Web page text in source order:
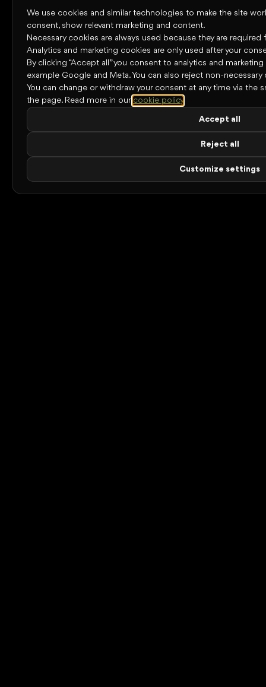
We use cookies and similar technologies to make the site
consent, show relevant marketing and content.
Necessary cookies are always used because they are
Analytics and marketing cookies are only used after your
By clicking “Accept all” you consent to analytics and
example Google and Meta. You can also reject non-
You can change or withdraw your consent at any time via
the page. Read more in our cookie policy
Accept all
Reject all
Customize settings